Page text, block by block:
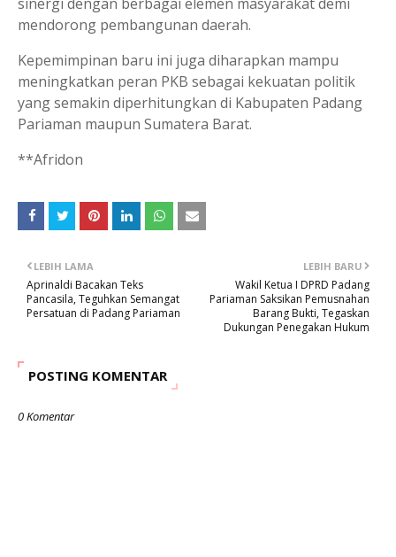
mendorong pembangunan daerah.
Kepemimpinan baru ini juga diharapkan mampu
meningkatkan peran PKB sebagai kekuatan politik
yang semakin diperhitungkan di Kabupaten Padang
Pariaman maupun Sumatera Barat.
**Afridon
LEBIH BARU
Wakil Ketua I DPRD Padang
Pariaman Saksikan Pemusnahan
Barang Bukti, Tegaskan
Dukungan Penegakan Hukum
LEBIH LAMA
Aprinaldi Bacakan Teks
Pancasila, Teguhkan Semangat
Persatuan di Padang Pariaman
POSTING KOMENTAR
0 Komentar